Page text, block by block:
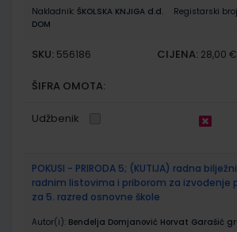
Nakladnik: ŠKOLSKA KNJIGA d.d. Registarski
DOM
SKU: 556186 CIJENA: 28,00 €
ŠIFRA OMOTA:
Udžbenik
POKUSI - PRIRODA 5; (KUTIJA) radna
radnim listovima i priborom za izvođenje
za 5. razred osnovne škole
Autor(i): Bendelja Domjanović Horvat Garašić